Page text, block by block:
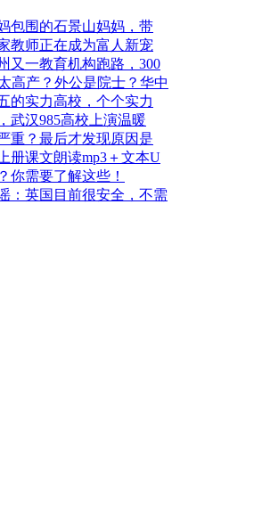
包围的石景山妈妈，带
教师正在成为富人新宠
又一教育机构跑路，300
高产？外公是院士？华中
的实力高校，个个实力
武汉985高校上演温暖
重？最后才发现原因是
册课文朗读mp3＋文本U
你需要了解这些！
：英国目前很安全，不需